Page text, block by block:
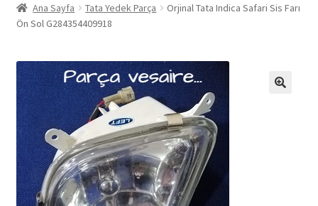
Ana Sayfa Tata Yedek Parça
Orjinal Tata Indica Safari Sis Farı
Ön Sol G284354409918